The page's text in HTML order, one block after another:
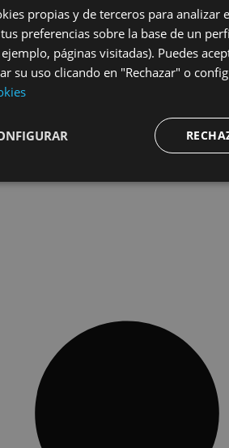
propias y de terceros para analizar
preferencias sobre la base de un
páginas visitadas). Puedes
su uso clicando en "Rechazar" o